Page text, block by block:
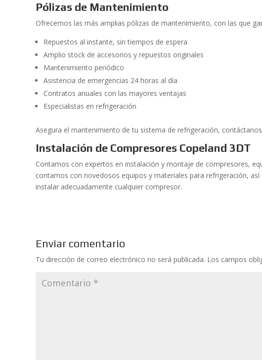
Pólizas de Mantenimiento
Ofrecemos las más amplias pólizas de mantenimiento, con las que
Repuestos al instante, sin tiempos de espera
Amplio stock de accesorios y repuestos originales
Mantenimiento periódico
Asistencia de emergencias 24 horas al día
Contratos anuales con las mayores ventajas
Especialistas en refrigeración
Asegura el mantenimiento de tu sistema de refrigeración,
Instalación de Compresores Copeland 3DT
Contamos con expertos en instalación y montaje de compresores,
contamos con novedosos equipos y materiales para refrigeración,
instalar adecuadamente cualquier compresor.
Enviar comentario
Tu dirección de correo electrónico no será publicada. Los campos